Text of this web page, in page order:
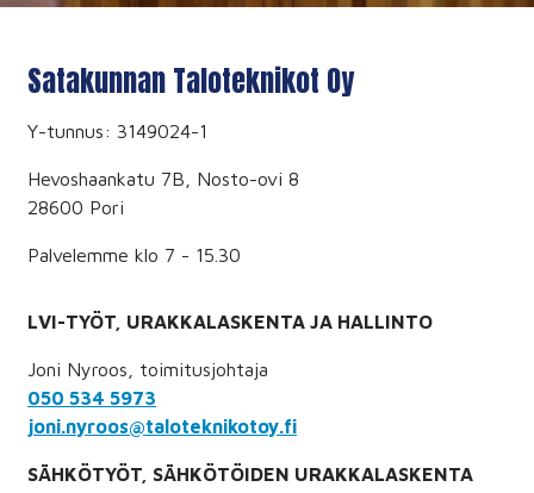
Satakunnan Taloteknikot Oy
Y-tunnus: 3149024-1
Hevoshaankatu 7B, Nosto-ovi 8
28600 Pori
Palvelemme klo 7 - 15.30
LVI-TYÖT, URAKKALASKENTA JA HALLINTO
Joni Nyroos, toimitusjohtaja
050 534 5973
joni.nyroos@taloteknikotoy.fi
SÄHKÖTYÖT, SÄHKÖTÖIDEN URAKKALASKENTA